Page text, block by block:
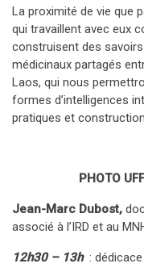
La proximité de vie que
qui travaillent avec eux
construisent des
médicinaux partagés
Laos, qui nous
formes d’intelligences
pratiques et
PHOTO
Jean-Marc Dubost,
associé à l’IRD et au
12h30 – 13h: dédicace